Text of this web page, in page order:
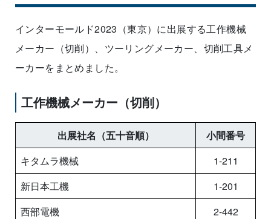
インターモールド2023（東京）に出展する工作機械
メーカー（切削）、ツーリングメーカー、切削工具メ
ーカーをまとめました。
工作機械メーカー（切削）
出展社名（五十音順）
小間番号
キタムラ機械
1-211
新日本工機
1-201
西部電機
2-442